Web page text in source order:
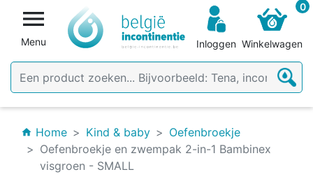

Menu Inloggen
0
Winkelwagen
home Home Kind & baby
Oefenbroekje
Oefenbroekje en zwempak 2-in-1 Bambinex
visgroen - SMALL